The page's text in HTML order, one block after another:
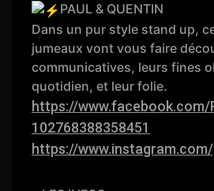
PAUL & QUENTIN
Dans un pur style stand up,
jumeaux vont vous faire
communicatives, leurs fines
quotidien, et leur folie.
https://
102768388358451
https://